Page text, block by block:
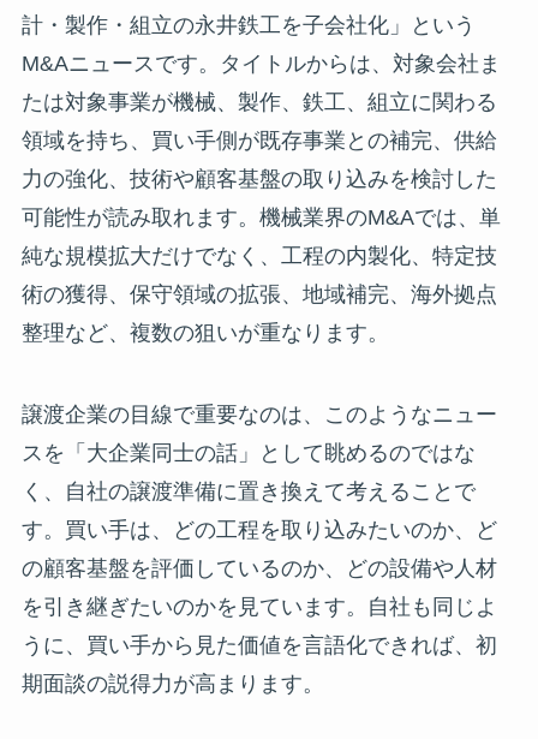
計・製作・組立の永井鉄工を子会社化」という
M&Aニュースです。タイトルからは、対象会社ま
たは対象事業が機械、製作、鉄工、組立に関わる
領域を持ち、買い手側が既存事業との補完、供給
力の強化、技術や顧客基盤の取り込みを検討した
可能性が読み取れます。機械業界のM&Aでは、単
純な規模拡大だけでなく、工程の内製化、特定技
術の獲得、保守領域の拡張、地域補完、海外拠点
整理など、複数の狙いが重なります。
譲渡企業の目線で重要なのは、このようなニュー
スを「大企業同士の話」として眺めるのではな
く、自社の譲渡準備に置き換えて考えることで
す。買い手は、どの工程を取り込みたいのか、ど
の顧客基盤を評価しているのか、どの設備や人材
を引き継ぎたいのかを見ています。自社も同じよ
うに、買い手から見た価値を言語化できれば、初
期面談の説得力が高まります。